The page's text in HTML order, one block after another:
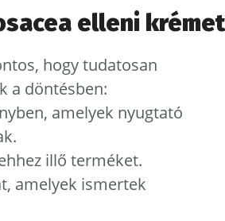
elleni
hogy tudatosan
a döntésben:
amelyek nyugtató
illő terméket.
amelyek ismertek